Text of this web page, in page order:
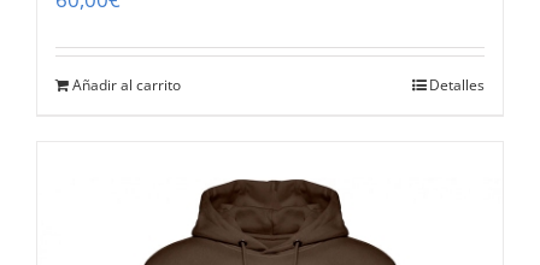
Añadir al carrito Detalles